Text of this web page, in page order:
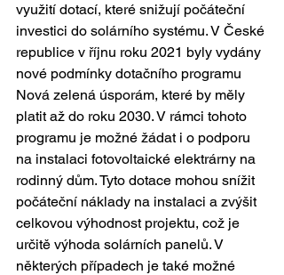
využití dotací, které snižují počáteční
investici do solárního systému. V České
republice v říjnu roku 2021 byly vydány
nové podmínky dotačního programu
Nová zelená úsporám, které by měly
platit až do roku 2030. V rámci tohoto
programu je možné žádat i o podporu
na instalaci fotovoltaické elektrárny na
rodinný dům. Tyto dotace mohou snížit
počáteční náklady na instalaci a zvýšit
celkovou výhodnost projektu, což je
určitě výhoda solárních panelů. V
některých případech je také možné